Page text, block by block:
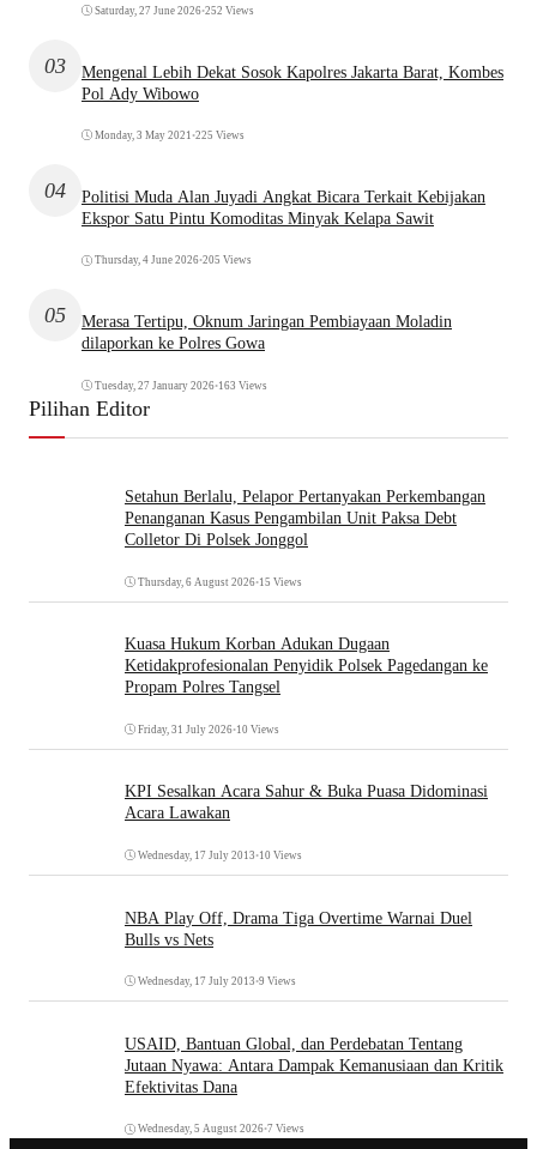
Saturday, 27 June 2026•252 Views
03
Mengenal Lebih Dekat Sosok Kapolres Jakarta Barat, Kombes
Pol Ady Wibowo
Monday, 3 May 2021 •225 Views
04
Politisi Muda Alan Juyadi Angkat Bicara Terkait Kebijakan
Ekspor Satu Pintu Komoditas Minyak Kelapa Sawit
Thursday, 4 June 2026•205 Views
05
Merasa Tertipu, Oknum Jaringan Pembiayaan Moladin
dilaporkan ke Polres Gowa
Tuesday, 27 January 2026•163 Views
Pilihan Editor
Setahun Berlalu, Pelapor Pertanyakan Perkembangan
Penanganan Kasus Pengambilan Unit Paksa Debt
Colletor Di Polsek Jonggol
Thursday, 6 August 2026•15 Views
Kuasa Hukum Korban Adukan Dugaan
Ketidakprofesionalan Penyidik Polsek Pagedangan ke
Propam Polres Tangsel
Friday, 31 July 2026•10 Views
KPI Sesalkan Acara Sahur & Buka Puasa Didominasi
Acara Lawakan
Wednesday, 17 July 2013 •10 Views
NBA Play Off, Drama Tiga Overtime Warnai Duel
Bulls vs Nets
Wednesday, 17 July 2013 •9 Views
USAID, Bantuan Global, dan Perdebatan Tentang
Jutaan Nyawa: Antara Dampak Kemanusiaan dan Kritik
Efektivitas Dana
Wednesday, 5 August 2026•7 Views